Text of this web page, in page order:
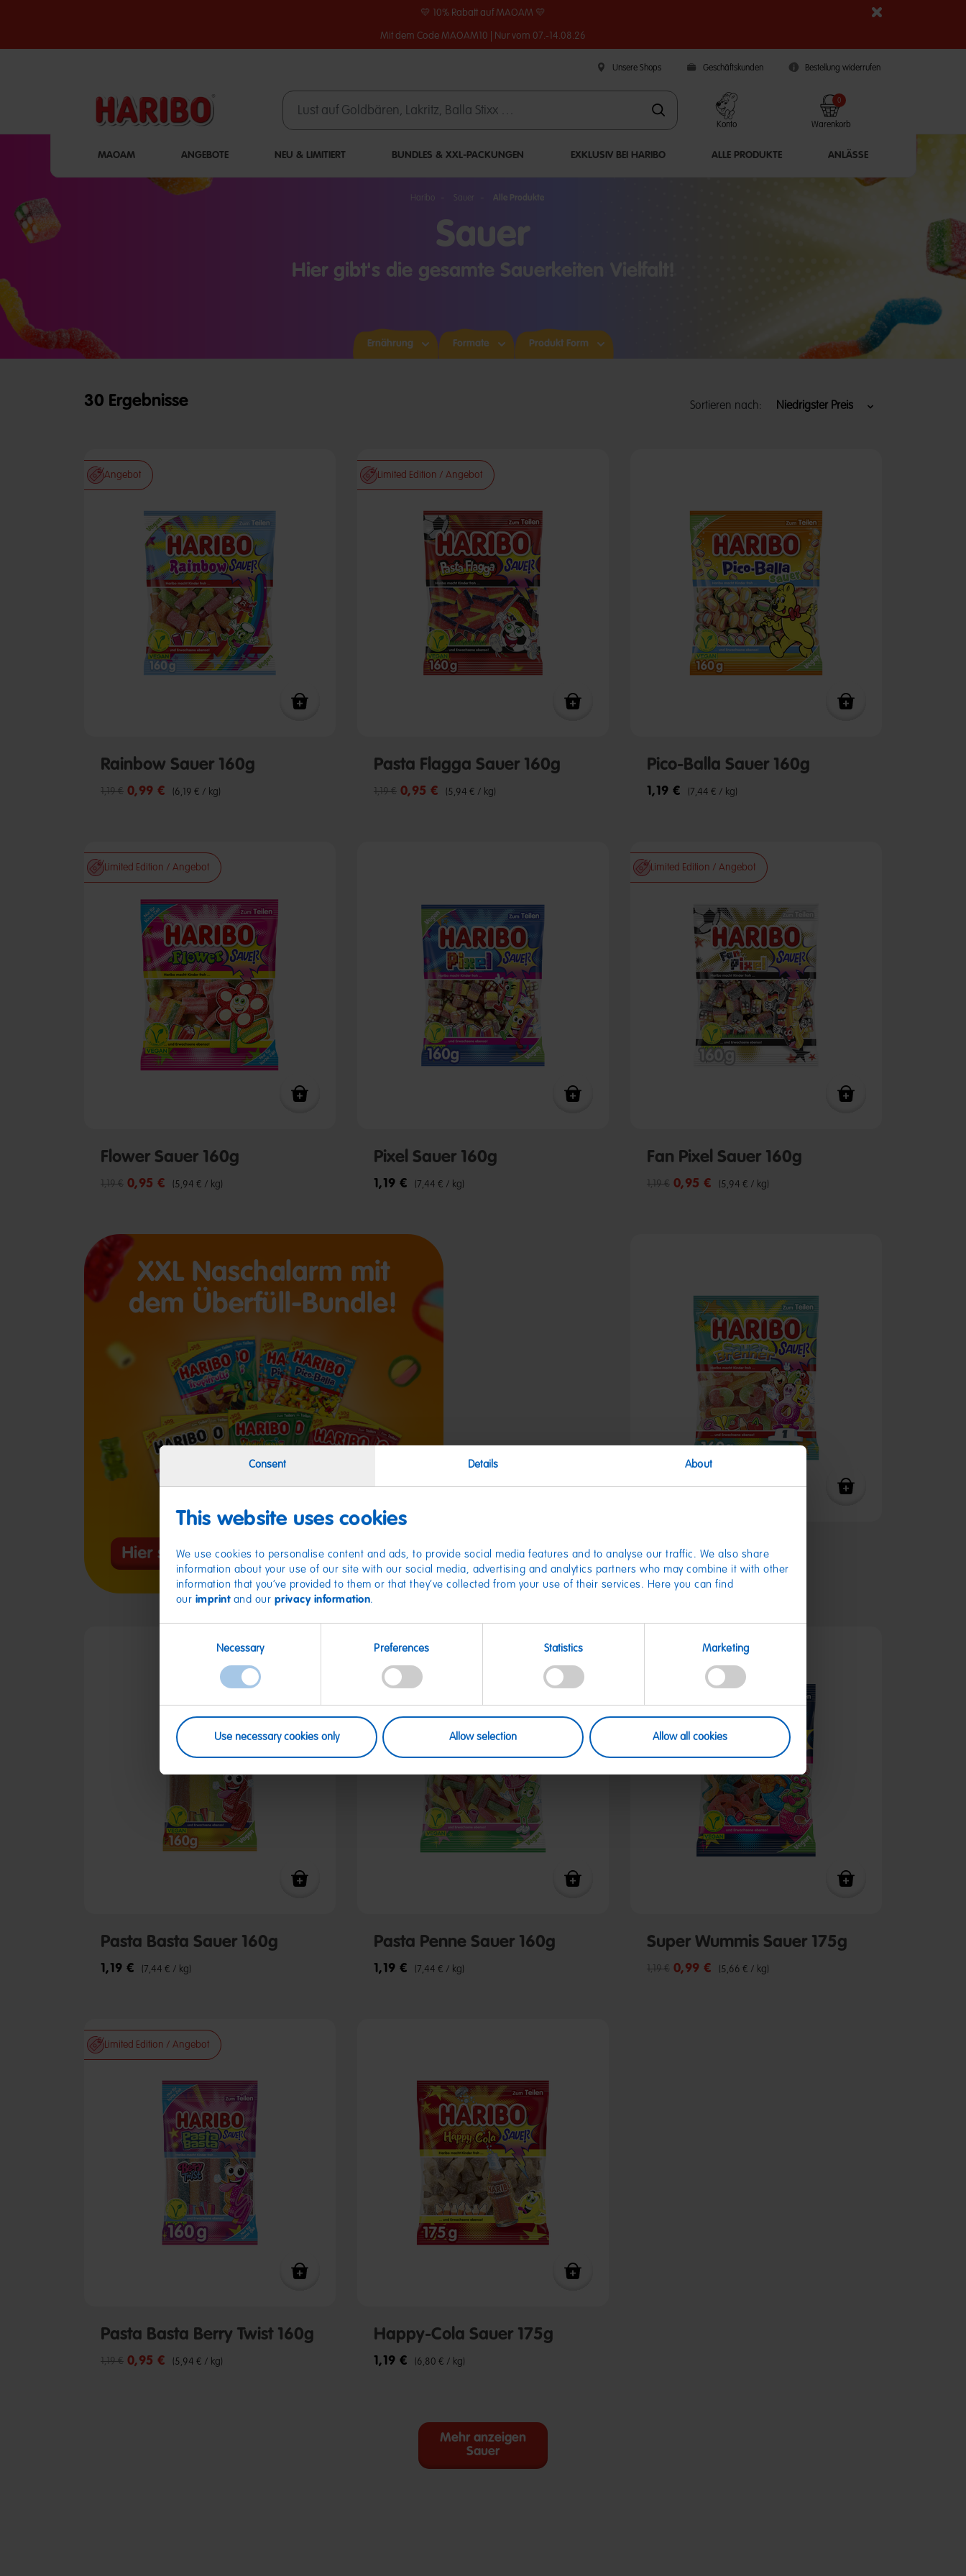
Consent Details About
This website uses cookies
We use cookies to personalise content and ads, to provide social media features and to analyse our traffic. We also share
information about your use of our site with our social media, advertising and analytics partners who may combine it with other
information that you’ve provided to them or that they’ve collected from your use of their services. Here you can find
our imprintand our privacy information.
Necessary Preferences Statistics Marketing
Use necessary cookies only Allow selection Allow all cookies
💛 10% Rabatt auf MAOAM 💛
Mit dem Code MAOAM10 | Nur vom 07.-14.08.26
Unsere Shops Geschäftskunden Bestellung widerrufen
Konto Warenkorb
0
MAOAM ANGEBOTE NEU & LIMITIERT BUNDLES & XXL-PACKUNGEN EXKLUSIV BEI HARIBO ALLE PRODUKTE ANLÄSSE
Haribo Sauer Alle Produkte
Sauer
Hier gibt's die gesamte Sauerkeiten Vielfalt!
Ernährung​ Formate Produkt Form
30 Ergebnisse Sortieren nach:
Angebot
Rainbow Sauer 160g
Reduzierter Preis von
1,19 €bis0,99 € (6,19 € / kg)
Limited Edition / Angebot
Pasta Flagga Sauer 160g
Reduzierter Preis von
1,19 €bis0,95 € (5,94 € / kg)
Pico-Balla Sauer 160g
1,19 € (7,44 € / kg)
Limited Edition / Angebot
Flower Sauer 160g
Reduzierter Preis von
1,19 €bis0,95 € (5,94 € / kg)
Pixel Sauer 160g
1,19 € (7,44 € / kg)
Limited Edition / Angebot
Fan Pixel Sauer 160g
Reduzierter Preis von
1,19 €bis0,95 € (5,94 € / kg)
Sauerbrenner 160g
1,19 € (7,44 € / kg)
Pasta Basta Sauer 160g
1,19 € (7,44 € / kg)
Pasta Penne Sauer 160g
1,19 € (7,44 € / kg)
Super Wummis Sauer 175g
Reduzierter Preis von
1,19 €bis0,99 € (5,66 € / kg)
Limited Edition / Angebot
Pasta Basta Berry Twist 160g
Reduzierter Preis von
1,19 €bis0,95 € (5,94 € / kg)
Happy-Cola Sauer 175g
1,19 € (6,80 € / kg)
Mehr anzeigen
Sauer